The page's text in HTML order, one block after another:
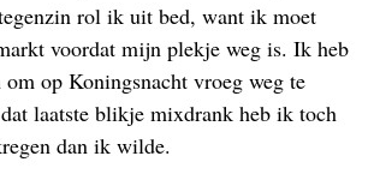
rol ik uit bed, want ik moet
voordat mijn plekje weg is. Ik heb
op Koningsnacht vroeg weg te
laatste blikje mixdrank heb ik toch
dan ik wilde.